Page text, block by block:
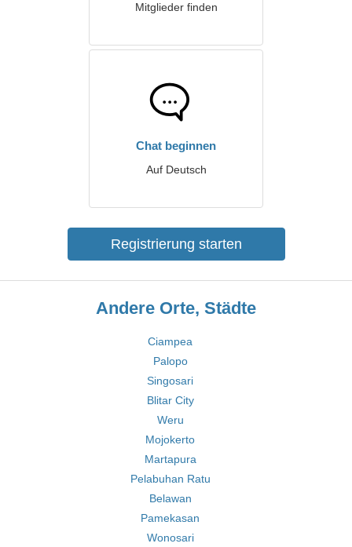
Mitglieder finden
Chat beginnen
Auf Deutsch
Registrierung starten
Andere Orte, Städte
Ciampea
Palopo
Singosari
Blitar City
Weru
Mojokerto
Martapura
Pelabuhan Ratu
Belawan
Pamekasan
Wonosari